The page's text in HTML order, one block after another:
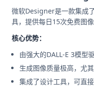
微软Designer是一款集成
具，提供每日15次免费图像
核心优势：
由强大的DALL-E 3模型
生成图像质量极高，尤
集成了设计工具，可直